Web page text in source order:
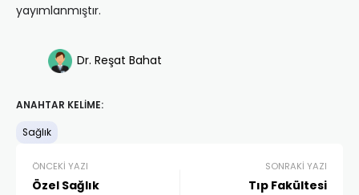
yayımlanmıştır.
Dr. Reşat Bahat
ANAHTAR KELIME:
Sağlık
ÖNCEKI YAZI
Özel Sağlık
SONRAKI YAZI
Tıp Fakültesi